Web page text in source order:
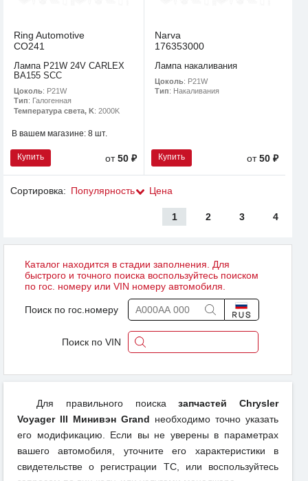
Ring Automotive
CO241
Лампа P21W 24V CARLEX
BA155 SCC
Цоколь: P21W
Тип: Галогенная
Температура света, K: 2000K
В вашем магазине: 8 шт.
Купить от50 ₽
Narva
176353000
Лампа накаливания
Цоколь: P21W
Тип: Накаливания
Купить от50 ₽
Сортировка: Популярность Цена
1 2 3 4
Каталог находится в стадии заполнения. Для
быстрого и точного поиска воспользуйтесь поиском
по гос. номеру или VIN номеру автомобиля.
Поиск по гос.номеру
Поиск по VIN
Для правильного поисказапчастей Chrysler
Voyager III Минивэн Grand необходимо точно указать
его модификацию. Если вы не уверены в параметрах
вашего автомобиля, уточните его характеристики в
свидетельстве о регистрации ТС, или воспользуйтесь